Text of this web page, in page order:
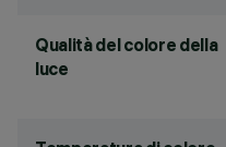
Qualità del colore della
luce